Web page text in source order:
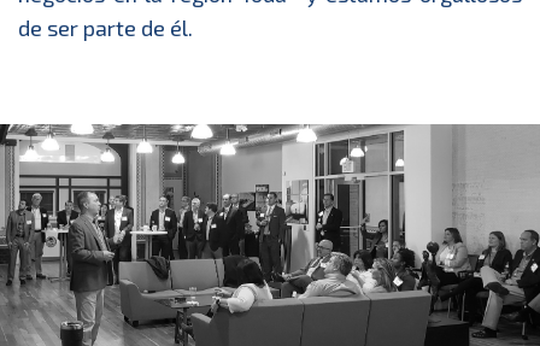
de ser parte de él.